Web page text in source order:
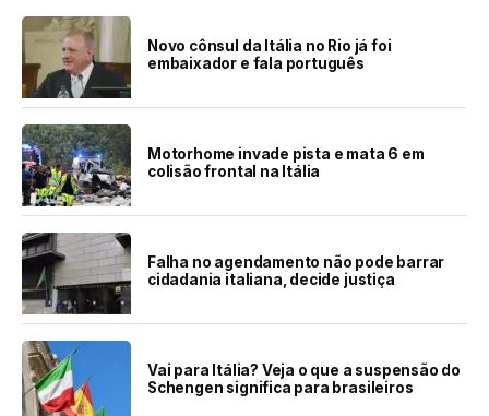
Novo cônsul da Itália no Rio já foi
embaixador e fala português
Motorhome invade pista e mata 6 em
colisão frontal na Itália
Falha no agendamento não pode barrar
cidadania italiana, decide justiça
Vai para Itália? Veja o que a suspensão do
Schengen significa para brasileiros